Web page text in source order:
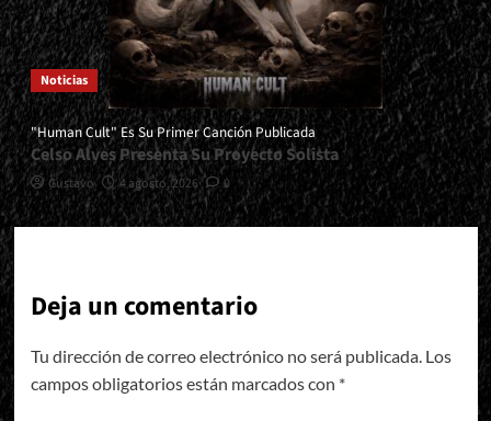
Noticias
"Human Cult" Es Su Primer Canción Publicada
Celso Alves Presenta Su Proyecto Solista
Gustavo 4 agosto, 2026 0
Deja un comentario
Tu dirección de correo electrónico no será publicada. Los
campos obligatorios están marcados con *